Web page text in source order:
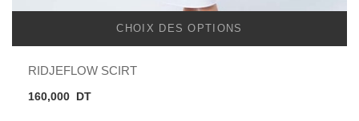
CHOIX DES OPTIONS
RIDJEFLOW SCIRT
160,000 DT